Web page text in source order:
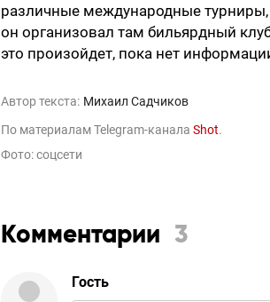
различные международные турниры,
он организовал там бильярдный
это произойдет, пока нет
Автор текста: Михаил Садчиков
По материалам Telegram-канала Shot.
Фото: соцсети
Комментарии 3
Гость